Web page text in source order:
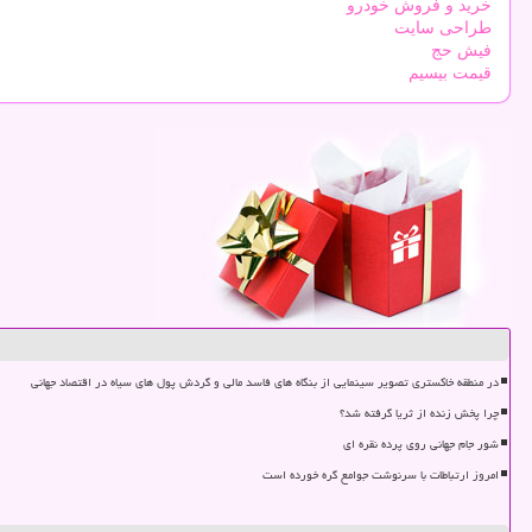
خرید و فروش خودرو
طراحی سایت
فیش حج
قیمت بیسیم
در منطقه خاکستری تصویر سینمایی از بنگاه های فاسد مالی و گردش پول های سیاه در اقتصاد جهانی
چرا پخش زنده از ثریا گرفته شد؟
شور جام جهانی روی پرده نقره ای
امروز ارتباطات با سرنوشت جوامع گره خورده است